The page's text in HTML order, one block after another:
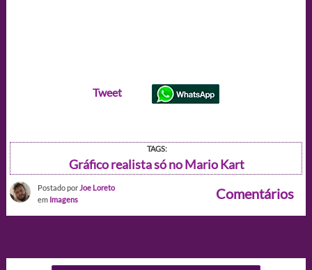
Tweet
TAGS:
Gráfico realista só no Mario Kart
Postado por Joe Loreto
em Imagens Comentários